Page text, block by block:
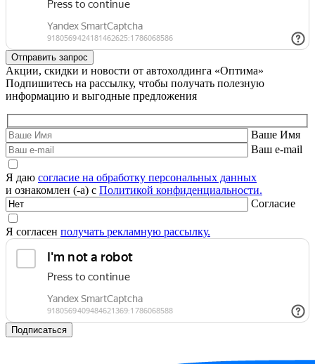
Акции, скидки и новости от автохолдинга «Оптима»
Подпишитесь на рассылку, чтобы получать полезную
информацию и выгодные предложения
Ваше Имя
Ваш e-mail
Я даю согласие на обработку персональных данных
и ознакомлен (-а) с Политикой конфиденциальности.
Согласие
Я согласен получать рекламную рассылку.